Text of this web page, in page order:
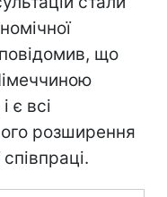
повідомив, що
є всі
розширення